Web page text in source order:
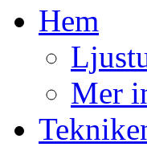
Hem
Mer